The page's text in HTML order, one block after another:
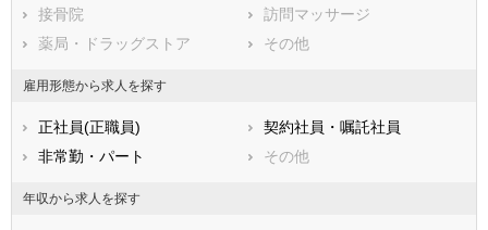
草加市
越谷市
蕨市
戸田市
入間市
新座市
桶川市
久喜市
北本市
八潮市
接骨院
訪問マッサージ
薬局・ドラッグストア
その他
雇用形態から求人を探す
正社員(正職員)
契約社員・嘱託社員
非常勤・パート
その他
年収から求人を探す